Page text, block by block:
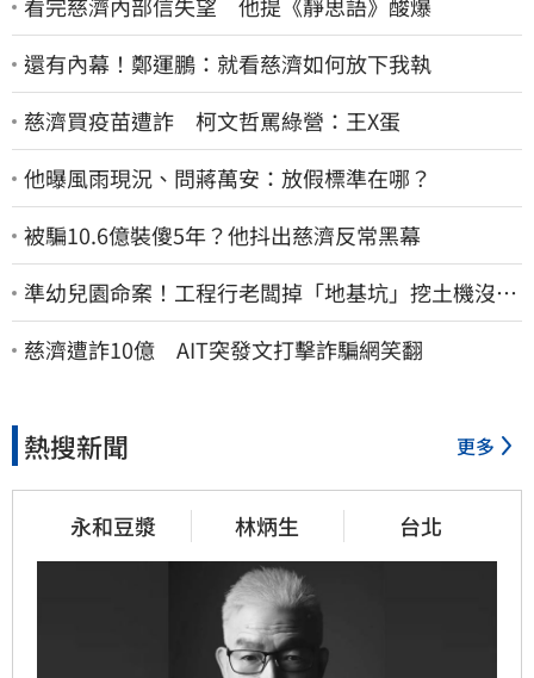
還有內幕！鄭運鵬：就看慈濟如何放下我執
慈濟買疫苗遭詐 柯文哲罵綠營：王X蛋
他曝風雨現況、問蔣萬安：放假標準在哪？
被騙10.6億裝傻5年？他抖出慈濟反常黑幕
準幼兒園命案！工程行老闆掉「地基坑」挖土機沒看
到…下土石活埋他
慈濟遭詐10億 AIT突發文打擊詐騙網笑翻
熱搜新聞 更多
永和豆漿 林炳生 台北